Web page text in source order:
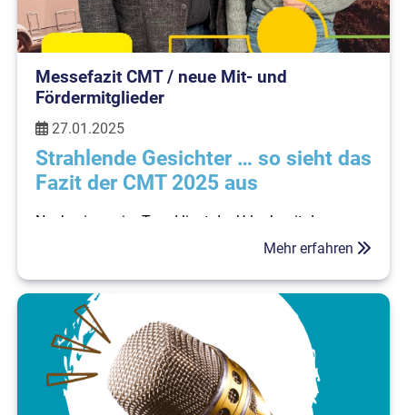
Messefazit CMT / neue Mit- und
Fördermitglieder
27.01.2025
Strahlende Gesichter … so sieht das
Fazit der CMT 2025 aus
Nach wie vor im Trend liegt der Urlaub mit dem
„Mit einer riesigen Fahrzeugauswahl, vielen
attraktiven Messeangeboten” lasse die CMT die
Käuferherzen höher schlagen, sagte
Alexander Ege
Direktor für die Stuttgarter Urlaubsmessen.
Matthias Euch, stellvertretender Vorsitzender des
Deutscher Caravaning Handels-Verband (DCHV),
bestätigte: „Die Abschlüsse sind stabil und liegen
leicht über Vorjahresniveau. Damit ist die CMT 2025
Mehr erfahren